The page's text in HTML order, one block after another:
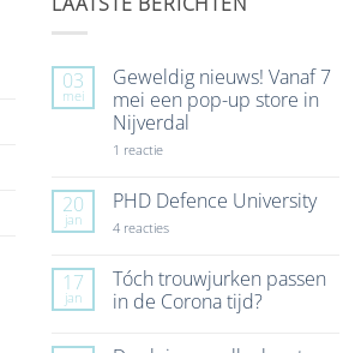
03
mei
Geweldig nieuws! Vanaf 7
mei een pop-up store in
Nijverdal
1 reactieop
Vanaf
7
mei
up
store
in
20
jan
PHD Defence University
4 reactiesop
University
17
jan
Tóch trouwjurken passen
in de Corona tijd?